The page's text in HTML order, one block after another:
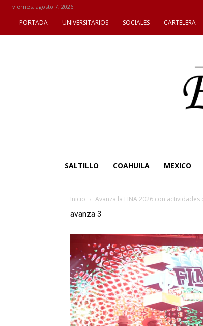
viernes, agosto 7, 2026
PORTADA UNIVERSITARIOS SOCIALES CARTELERA
SALTILLO COAHUILA MEXICO
Inicio Avanza la FINA 2026 con
avanza 3